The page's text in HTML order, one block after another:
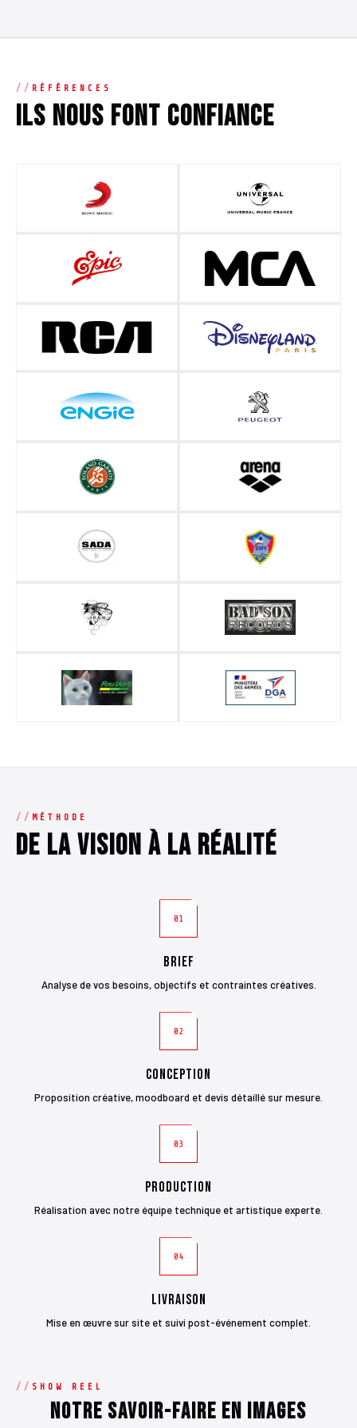
RÉFÉRENCES
Ils nous font confiance
MÉTHODE
De la vision à la réalité
01
Brief
Analyse de vos besoins, objectifs et contraintes créatives.
02
Conception
Proposition créative, moodboard et devis détaillé sur mesure.
03
Production
Réalisation avec notre équipe technique et artistique experte.
04
Livraison
Mise en œuvre sur site et suivi post-événement complet.
SHOW REEL
Notre savoir-faire en images